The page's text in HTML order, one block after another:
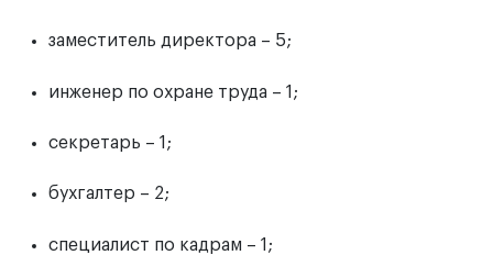
заместитель директора – 5;
инженер по охране труда – 1;
секретарь – 1;
бухгалтер – 2;
специалист по кадрам – 1;